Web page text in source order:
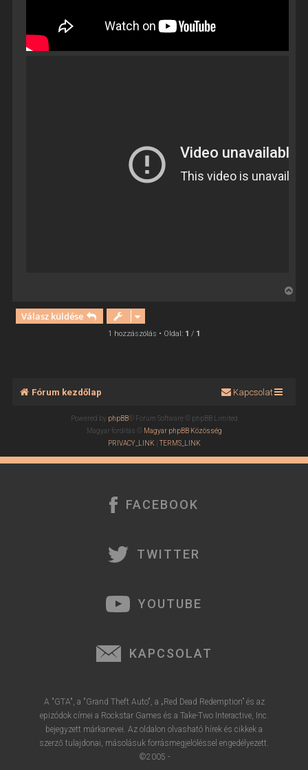
é
Válasz küldése
1 hozzászólás • Oldal: 1 / 1
Fórum kezdőlap Kapcsolat
Powered by phpBB® Forum Software © phpBB Limited
Magyar fordítás © Magyar phpBB Közösség
PRIVACY_LINK |TERMS_LINK
FACEBOOK
TWITTER
YOUTUBE
KAPCSOLAT
A "GTA", a "Grand Theft Auto", a „Red Dead Redemption” és az
epizódok címei a Rockstar Games és a Take-Two Interactive, Inc.
bejegyzett márkanevei. Az oldalon olvasható hírek és cikkek a
szerző tulajdonai, másolásuk forrásmegjelöléssel engedélyezett.
©2005 -